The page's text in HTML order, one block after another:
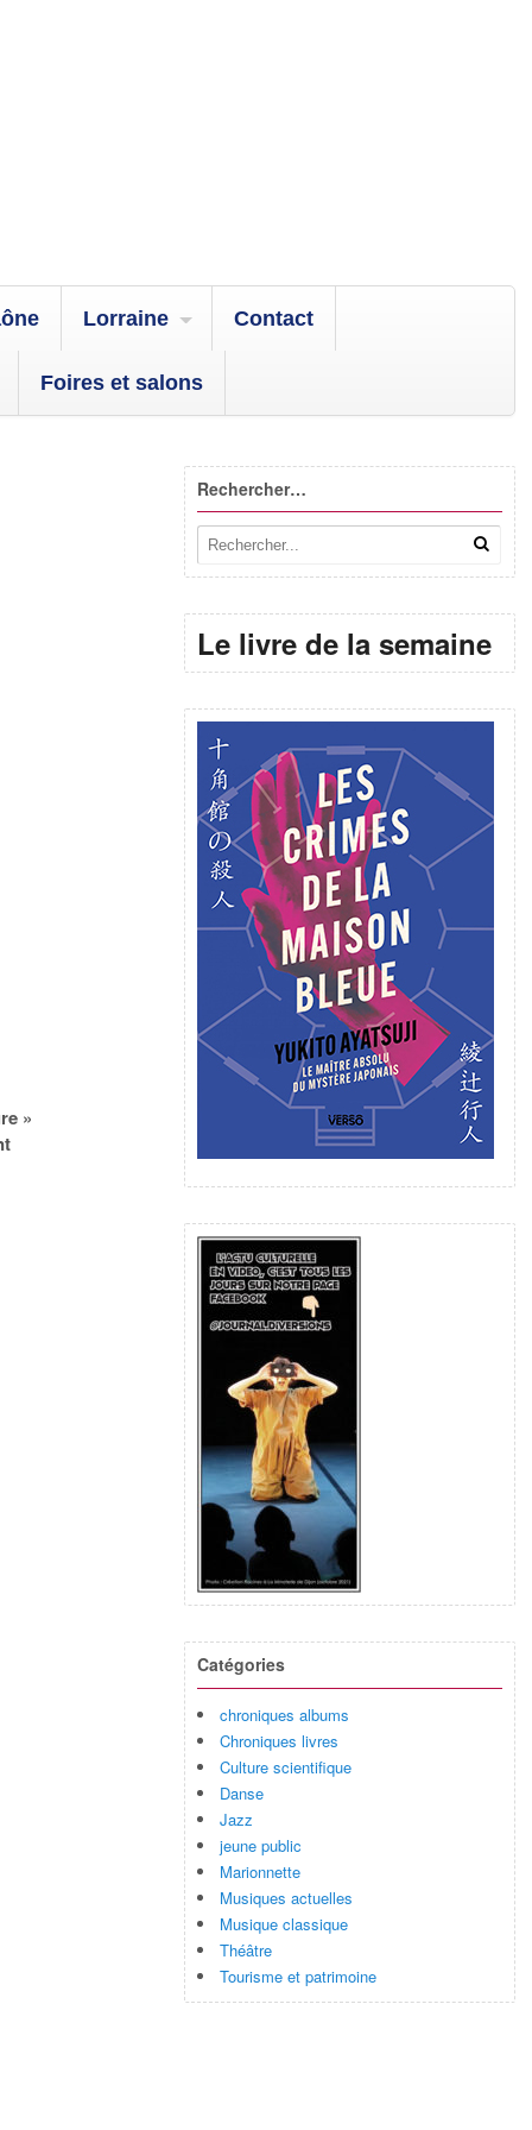
Lorraine Contact
Foires et salons
»
Rechercher…
Le livre de la semaine
Catégories
chroniques albums
Chroniques livres
Culture scientifique
Danse
Jazz
jeune public
Marionnette
Musiques actuelles
Musique classique
Théâtre
Tourisme et patrimoine